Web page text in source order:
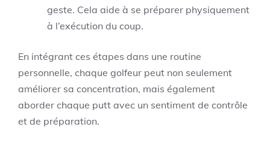
geste. Cela aide à se préparer physiquement
à l’exécution du coup.
En intégrant ces étapes dans une routine
personnelle, chaque golfeur peut non seulement
améliorer sa concentration, mais également
aborder chaque putt avec un sentiment de contrôle
et de préparation.